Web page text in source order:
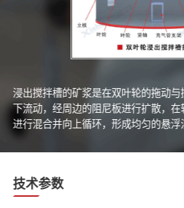
浸出搅拌槽的矿浆是在双叶轮的拖动
下流动，经周边的阻尼板进行扩散，
进行混合并向上循环，形成均匀的悬浮
技术参数